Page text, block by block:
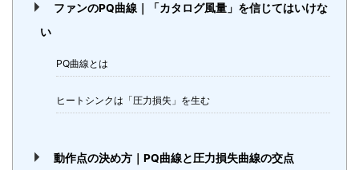
ファンのPQ曲線｜「カタログ風量」を信じてはいけな
い
PQ曲線とは
ヒートシンクは「圧力損失」を生む
動作点の決め方｜PQ曲線と圧力損失曲線の交点